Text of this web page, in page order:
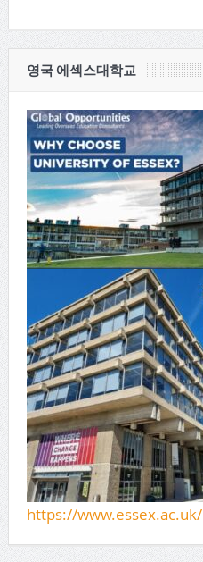
영국 에섹스대학교
https://www.essex.ac.uk/